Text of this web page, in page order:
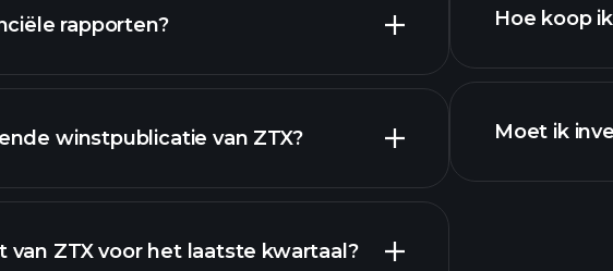
van aandelen
rapporten?
gegevens
winstpublicatie van ZTX?
Winstkalender
ZTX voor het laatste kwartaal?
Hoe koop
Moet ik